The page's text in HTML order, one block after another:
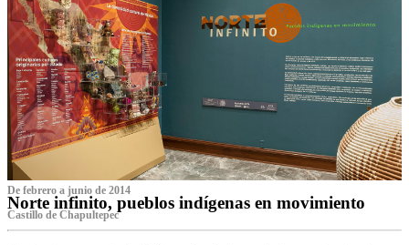
De febrero a junio de 2014
Norte infinito, pueblos indígenas en movimiento
Castillo de Chapultepec